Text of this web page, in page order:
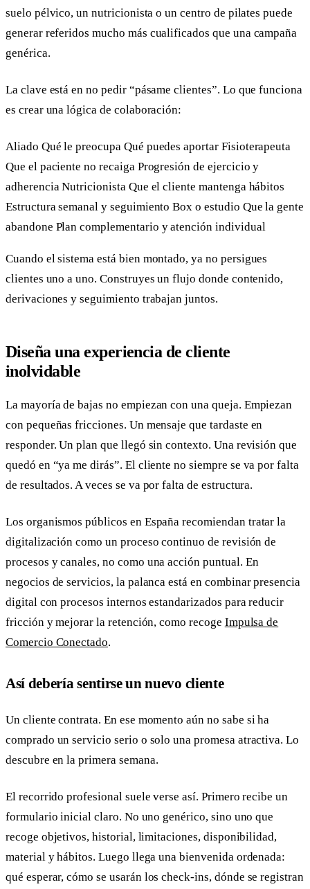
suelo pélvico, un nutricionista o un centro de pilates puede
generar referidos mucho más cualificados que una campaña
genérica.
La clave está en no pedir “pásame clientes”. Lo que funciona
es crear una lógica de colaboración:
Aliado Qué le preocupa Qué puedes aportar Fisioterapeuta
Que el paciente no recaiga Progresión de ejercicio y
adherencia Nutricionista Que el cliente mantenga hábitos
Estructura semanal y seguimiento Box o estudio Que la gente
abandone Plan complementario y atención individual
Cuando el sistema está bien montado, ya no persigues
clientes uno a uno. Construyes un flujo donde contenido,
derivaciones y seguimiento trabajan juntos.
Diseña una experiencia de cliente
inolvidable
La mayoría de bajas no empiezan con una queja. Empiezan
con pequeñas fricciones. Un mensaje que tardaste en
responder. Un plan que llegó sin contexto. Una revisión que
quedó en “ya me dirás”. El cliente no siempre se va por falta
de resultados. A veces se va por falta de estructura.
Los organismos públicos en España recomiendan tratar la
digitalización como un proceso continuo de revisión de
procesos y canales, no como una acción puntual. En
negocios de servicios, la palanca está en combinar presencia
digital con procesos internos estandarizados para reducir
fricción y mejorar la retención, como recoge Impulsa de
Comercio Conectado.
Así debería sentirse un nuevo cliente
Un cliente contrata. En ese momento aún no sabe si ha
comprado un servicio serio o solo una promesa atractiva. Lo
descubre en la primera semana.
El recorrido profesional suele verse así. Primero recibe un
formulario inicial claro. No uno genérico, sino uno que
recoge objetivos, historial, limitaciones, disponibilidad,
material y hábitos. Luego llega una bienvenida ordenada:
qué esperar, cómo se usarán los check-ins, dónde se registran